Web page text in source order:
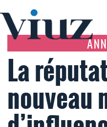
La
nouveau